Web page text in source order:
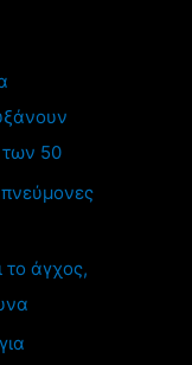
των 50
το άγχος,